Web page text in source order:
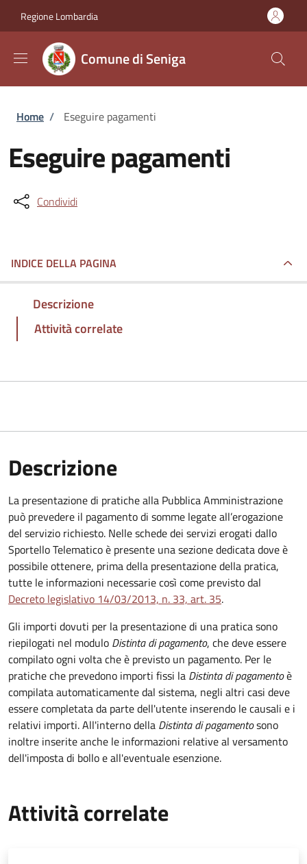
Regione Lombardia
Comune di Seniga
Briciole di pane
Home / Eseguire pagamenti
Eseguire pagamenti
Condividi
INDICE DELLA PAGINA
Descrizione
Attività correlate
Descrizione
La presentazione di pratiche alla Pubblica Amministrazione
può prevedere il pagamento di somme legate all’erogazione
del servizio richiesto. Nelle schede dei servizi erogati dallo
Sportello Telematico è presente una sezione dedicata dove è
possibile ottenere, prima della presentazione della pratica,
tutte le informazioni necessarie così come previsto dal
Decreto legislativo 14/03/2013, n. 33, art. 35.
Gli importi dovuti per la presentazione di una pratica sono
riepilogati nel modulo Distinta di pagamento, che deve essere
compilato ogni volta che è previsto un pagamento. Per le
pratiche che prevedono importi fissi la Distinta di pagamentoè
compilata automaticamente dal sistema, negli altri casi deve
essere completata da parte dell'utente inserendo le causali e i
relativi importi.All'interno della Distinta di pagamentosono
inoltre inserite anche le informazioni relative al versamento
dell'imposta di bollo e all'eventuale esenzione.
Attività correlate